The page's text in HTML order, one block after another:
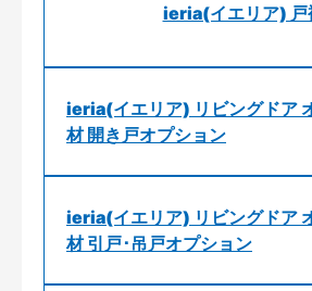
ieria(イエリア) 戸
ieria(イエリア) リビングドア
材 開き戸オプション
ieria(イエリア) リビングドア
材 引戸･吊戸オプション